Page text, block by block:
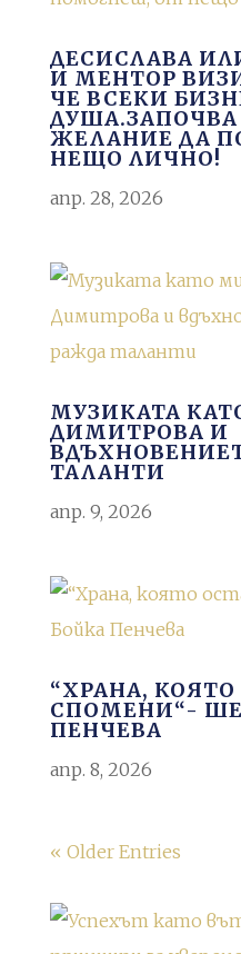
ДЕСИСЛАВА
И МЕНТОР
ЧЕ ВСЕКИ
ДУША.ЗАПОЧВА
ЖЕЛАНИЕ ДА
НЕЩО ЛИЧНО!
апр. 28, 2026
МУЗИКАТА
ДИМИТРОВА И
ТАЛАНТИ
апр. 9, 2026
“ХРАНА,
СПОМЕНИ“-
ПЕНЧЕВА
апр. 8, 2026
« Older Entries